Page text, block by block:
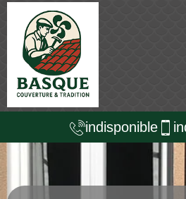
indisponible